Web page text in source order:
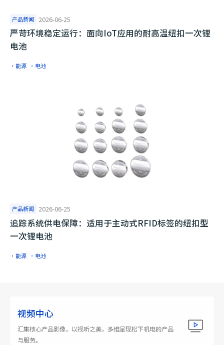
产品新闻 2026-06-25
严苛环境稳定运行：面向IoT应用的耐高温纽扣一次锂
电池
·能源 ·电池
产品新闻 2026-06-25
追踪系统供电保障：适用于主动式RFID标签的纽扣型
一次锂电池
·能源 ·电池
视频中心
汇集核心产品影像，以视听之美，多维呈现松下机电的产品
与服务。